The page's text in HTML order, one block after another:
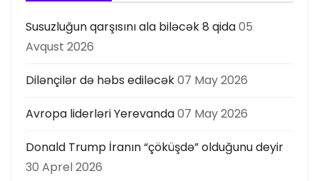
ı
Susuzluğun qarşısını ala biləcək 8 qida05
Avqust 2026
Dilənçilər də həbs ediləcək07 May 2026
Avropa liderləri Yerevanda07 May 2026
Donald Trump İranın “çöküşdə” olduğunu deyir
30 Aprel 2026